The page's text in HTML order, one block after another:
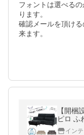
フォントは選べる
ります。
確認メールを頂け
【開梱
ピロ ふ
【レビ
イン